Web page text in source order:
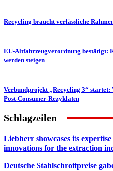
Recycling braucht verlässliche
EU-Altfahrzeugverordnung bestätigt:
werden steigen
Verbundprojekt „Recycling 3“
Post-Consumer-Rezyklaten
Schlagzeilen
Liebherr showcases its
innovations for the extraction
Deutsche Stahlschrottpreise